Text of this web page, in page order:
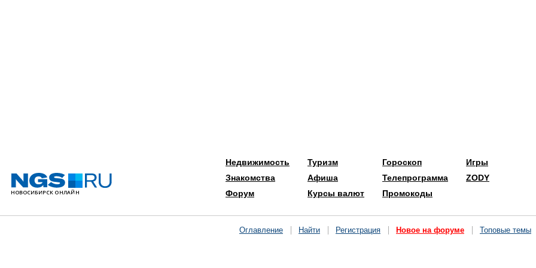
Недвижимость
Знакомства
Форум
Туризм
Афиша
Курсы валют
Гороскоп
Телепрограмма
Промокоды
Игры
ZODY
Оглавление Найти Регистрация Новое на форуме Топовые темы